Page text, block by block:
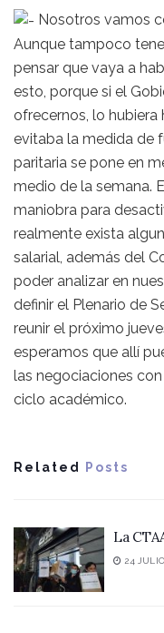
Nosotros vamos
Aunque tampoco
pensar que vaya a
esto, porque si el
ofrecernos, lo hubiera
evitaba la medida de
paritaria se pone en
medio de la semana.
maniobra para
realmente exista
salarial, además del
poder analizar en
definir el Plenario de
reunir el próximo
esperamos que allí
las negociaciones
ciclo académico.
Related Posts
La
24